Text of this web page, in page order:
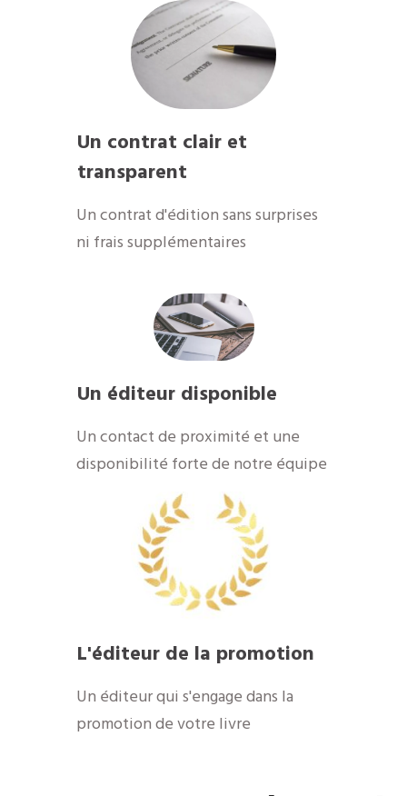
Un contrat clair et
transparent
Un contrat d'édition sans surprises
ni frais supplémentaires
Un éditeur disponible
Un contact de proximité et une
disponibilité forte de notre équipe
L'éditeur de la promotion
Un éditeur qui s'engage dans la
promotion de votre livre